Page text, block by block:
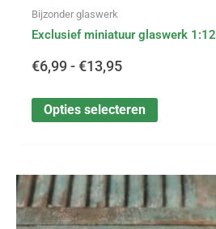
Bijzonder glaswerk
Exclusief miniatuur glaswerk 1:12
€6,99 - €13,95
Opties selecteren
product
heeft